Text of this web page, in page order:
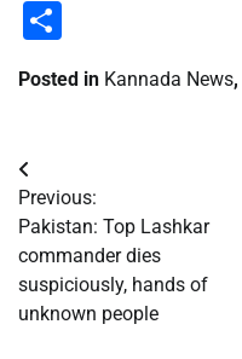
Posted in Kannada News,
Post
navigation
Previous:
Pakistan: Top Lashkar
commander dies
suspiciously, hands of
unknown people